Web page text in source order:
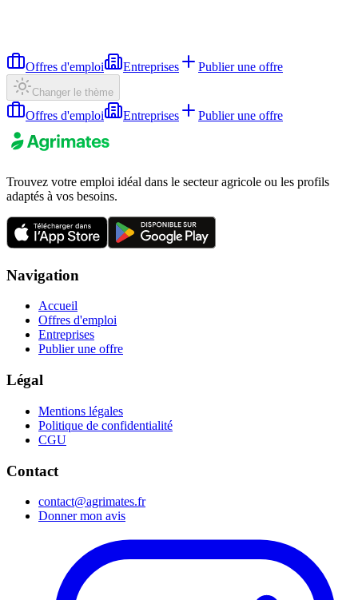
Offres d'emploi Entreprises Publier une offre
Changer le thème
Offres d'emploi Entreprises Publier une offre
Trouvez votre emploi idéal dans le secteur agricole ou les profils
adaptés à vos besoins.
Navigation
Accueil
Offres d'emploi
Entreprises
Publier une offre
Légal
Mentions légales
Politique de confidentialité
CGU
Contact
contact@agrimates.fr
Donner mon avis